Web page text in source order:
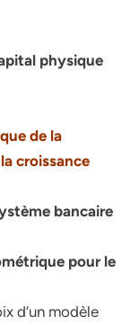
physique
de la
croissance
bancaire
pour le
d’un modèle